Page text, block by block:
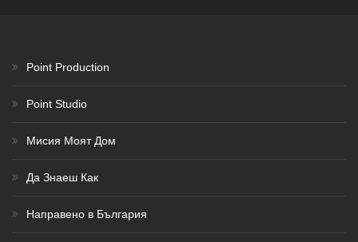
Point Production
Point Studio
Мисия Моят Дом
Да Знаеш Как
Направено в България